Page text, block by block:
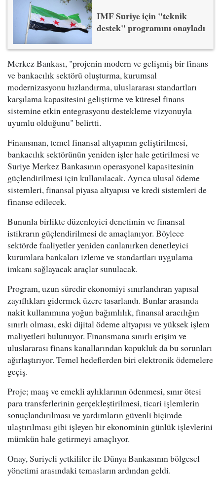
IMF Suriye için "teknik
destek" programını onayladı
Merkez Bankası, "projenin modern ve gelişmiş bir finans
ve bankacılık sektörü oluşturma, kurumsal
modernizasyonu hızlandırma, uluslararası standartları
karşılama kapasitesini geliştirme ve küresel finans
sistemine etkin entegrasyonu destekleme vizyonuyla
uyumlu olduğunu" belirtti.
Finansman, temel finansal altyapının geliştirilmesi,
bankacılık sektörünün yeniden işler hale getirilmesi ve
Suriye Merkez Bankasının operasyonel kapasitesinin
güçlendirilmesi için kullanılacak. Ayrıca ulusal ödeme
sistemleri, finansal piyasa altyapısı ve kredi sistemleri de
finanse edilecek.
Bununla birlikte düzenleyici denetimin ve finansal
istikrarın güçlendirilmesi de amaçlanıyor. Böylece
sektörde faaliyetler yeniden canlanırken denetleyici
kurumlara bankaları izleme ve standartları uygulama
imkanı sağlayacak araçlar sunulacak.
Program, uzun süredir ekonomiyi sınırlandıran yapısal
zayıflıkları gidermek üzere tasarlandı. Bunlar arasında
nakit kullanımına yoğun bağımlılık, finansal aracılığın
sınırlı olması, eski dijital ödeme altyapısı ve yüksek işlem
maliyetleri bulunuyor. Finansmana sınırlı erişim ve
uluslararası finans kanallarından kopukluk da bu sorunları
ağırlaştırıyor. Temel hedeflerden biri elektronik ödemelere
geçiş.
Proje; maaş ve emekli aylıklarının ödenmesi, sınır ötesi
para transferlerinin gerçekleştirilmesi, ticari işlemlerin
sonuçlandırılması ve yardımların güvenli biçimde
ulaştırılması gibi işleyen bir ekonominin günlük işlevlerini
mümkün hale getirmeyi amaçlıyor.
Onay, Suriyeli yetkililer ile Dünya Bankasının bölgesel
yönetimi arasındaki temasların ardından geldi.